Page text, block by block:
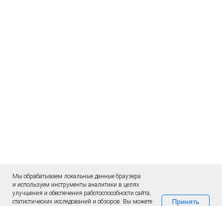
Мы обрабатываем локальные данные браузера
и используем инструменты аналитики в целях
улучшения и обеспечения работоспособности сайта,
статистических исследований и обзоров. Вы можете
Принять